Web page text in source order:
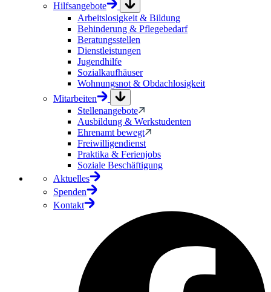
Hilfsangebote
Arbeitslosigkeit & Bildung
Behinderung & Pflegebedarf
Beratungsstellen
Dienstleistungen
Jugendhilfe
Sozialkaufhäuser
Wohnungsnot & Obdachlosigkeit
Mitarbeiten
Stellenangebote
Ausbildung & Werkstudenten
Ehrenamt bewegt
Freiwilligendienst
Praktika & Ferienjobs
Soziale Beschäftigung
Aktuelles
Spenden
Kontakt